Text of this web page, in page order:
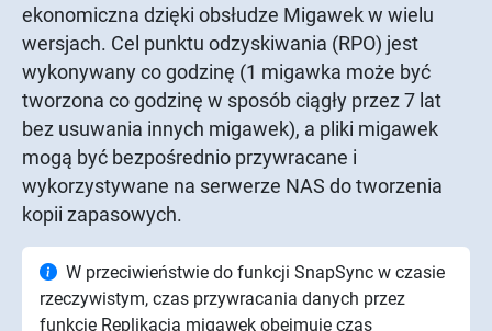
ekonomiczna dzięki obsłudze Migawek w wielu
wersjach. Cel punktu odzyskiwania (RPO) jest
wykonywany co godzinę (1 migawka może być
tworzona co godzinę w sposób ciągły przez 7 lat
bez usuwania innych migawek), a pliki migawek
mogą być bezpośrednio przywracane i
wykorzystywane na serwerze NAS do tworzenia
kopii zapasowych.
W przeciwieństwie do funkcji SnapSync w czasie
rzeczywistym, czas przywracania danych przez
funkcję Replikacja migawek obejmuje czas